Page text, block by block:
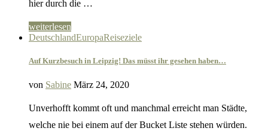
hier durch die …
weiterlesen
DeutschlandEuropaReiseziele
Auf Kurzbesuch in Leipzig! Das müsst ihr gesehen haben…
von Sabine März 24, 2020
Unverhofft kommt oft und manchmal erreicht man Städte,
welche nie bei einem auf der Bucket Liste stehen würden.